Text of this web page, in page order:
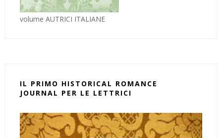
volume AUTRICI ITALIANE
IL PRIMO HISTORICAL ROMANCE
JOURNAL PER LE LETTRICI